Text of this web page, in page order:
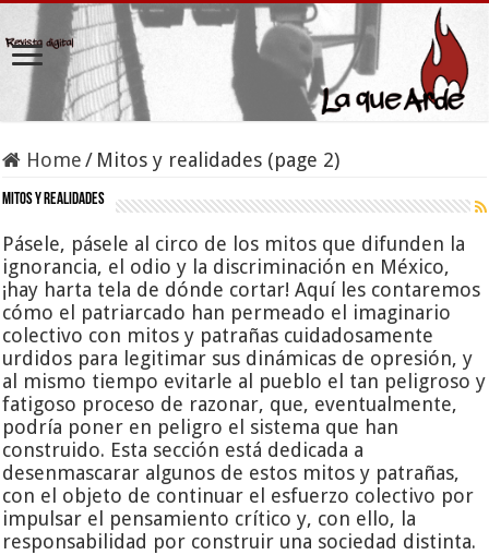
Home / Mitos y realidades (page 2)
Mitos y realidades
Pásele, pásele al circo de los mitos que difunden la
ignorancia, el odio y la discriminación en México,
¡hay harta tela de dónde cortar! Aquí les contaremos
cómo el patriarcado han permeado el imaginario
colectivo con mitos y patrañas cuidadosamente
urdidos para legitimar sus dinámicas de opresión, y
al mismo tiempo evitarle al pueblo el tan peligroso y
fatigoso proceso de razonar, que, eventualmente,
podría poner en peligro el sistema que han
construido. Esta sección está dedicada a
desenmascarar algunos de estos mitos y patrañas,
con el objeto de continuar el esfuerzo colectivo por
impulsar el pensamiento crítico y, con ello, la
responsabilidad por construir una sociedad distinta.